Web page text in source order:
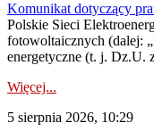
Komunikat dotyczący
Polskie Sieci
fotowoltaicznych (dalej:
energetyczne (t. j. Dz.U.
Więcej...
5 sierpnia 2026, 10:29